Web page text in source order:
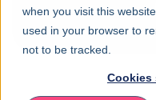
when you visit this
used in your browser to
not to be tracked.
Cookies